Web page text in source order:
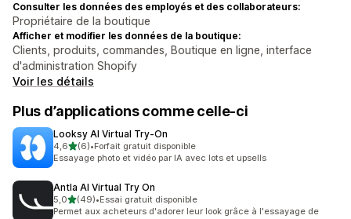
Consulter les données des employés et des collaborateurs:
Propriétaire de la boutique
Afficher et modifier les données de la boutique:
Clients, produits, commandes, Boutique en ligne, interface
d'administration Shopify
Voir les détails
Plus d’applications comme celle-ci
Looksy AI Virtual Try‑On
4,6étoile(s) sur 5
(6)
6 avis au total
•Forfait gratuit disponible
Essayage photo et vidéo par IA avec lots et upsells
Antla AI Virtual Try On
5,0étoile(s) sur 5
(49)
49 avis au total
•Essai gratuit disponible
Permet aux acheteurs d'adorer leur look grâce à l'essayage de